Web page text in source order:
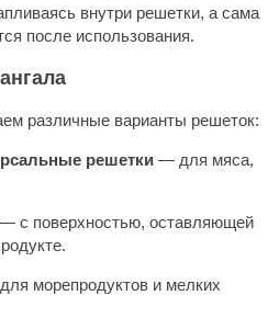
внутри решетки, а сама
после использования.
различные варианты решеток:
решетки — для мяса,
— с поверхностью, оставляющей
морепродуктов и мелких